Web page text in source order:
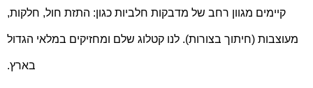
קיימים מגוון רחב של מדבקות חלביות כגון: התזת חול, חלקות,
מעוצבות (חיתוך בצורות). לנו קטלוג שלם ומחזיקים במלאי הגדול
בארץ.